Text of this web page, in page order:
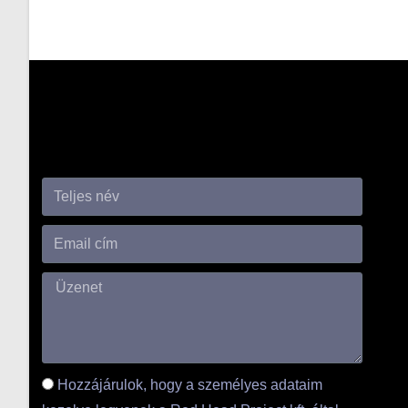
Hozzájárulok, hogy a személyes adataim